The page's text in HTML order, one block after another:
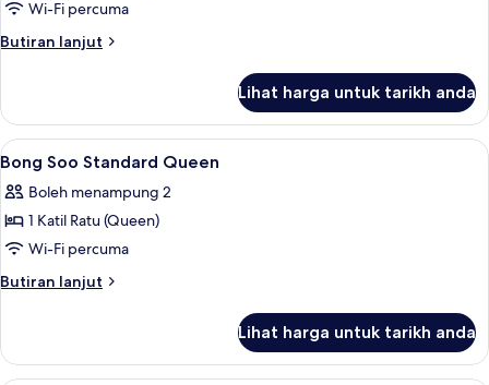
Tiga
Wi-Fi percuma
Butiran lanjut
Butiran
Triple
Room
(Bong
Tiga
Twin)
Lihat harga untuk tarikh anda
Lihat
semua
foto
untuk
Bong
Soo
Busa memori, bar mini, peti besi
5
Bong Soo Standard Queen
Boleh menampung 2
1 Katil Ratu (Queen)
Wi-Fi percuma
Butiran lanjut
Butiran
Soo
Standard
Lihat harga untuk tarikh anda